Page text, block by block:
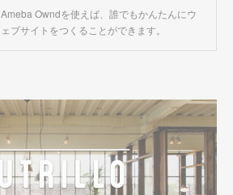
Ameba Owndを使えば、誰でもかんたんにウ
ェブサイトをつくることができます。